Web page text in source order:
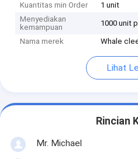
Kuantitas min Order
1 unit
Menyediakan
kemampuan
1000 unit
Nama merek Whale
Lihat
Rincian
Mr. Michael